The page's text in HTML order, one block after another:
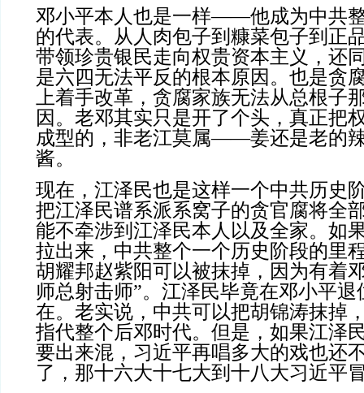
邓小平本人也是一样——他成为中共
的代表。从人肉包子到糠菜包子到正
带领珍贵银民走向权贵资本主义，还
是六四无法平反的根本原因。也是贪
上着手改革，贪腐家族无法从总根子
因。老邓其实只是开了个头，真正把
成型的，非老江莫属——姜还是老的
酱。
现在，江泽民也是这样一个中共历史
把江泽民谱系派系窝子的贪官腐将全
能不牵涉到江泽民本人以及全家。如
拉出来，中共整个一个历史阶段的里
胡耀邦赵紫阳可以被抹掉，因为有着
师总射击师”。江泽民毕竟在邓小平
在。老实说，中共可以把胡锦涛抹掉
指代整个后邓时代。但是，如果江泽
要出来混，习近平再唱多大的戏也还
了，那十六大十七大到十八大习近平